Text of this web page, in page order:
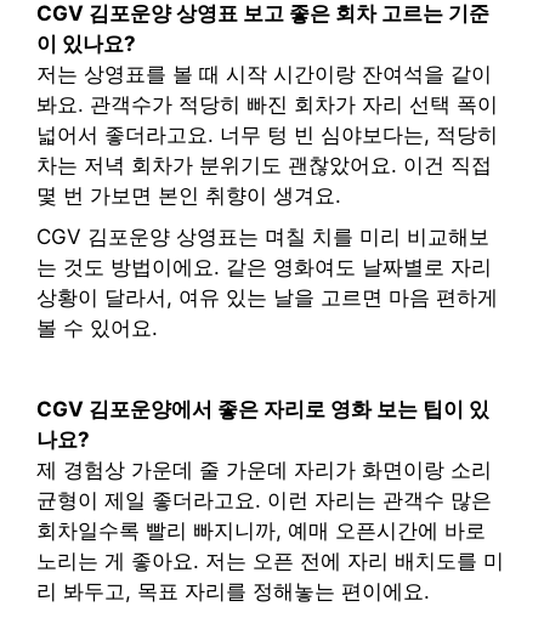
CGV 김포운양 상영표 보고 좋은 회차 고르는 기준
이 있나요?
저는 상영표를 볼 때 시작 시간이랑 잔여석을 같이
봐요. 관객수가 적당히 빠진 회차가 자리 선택 폭이
넓어서 좋더라고요. 너무 텅 빈 심야보다는, 적당히
차는 저녁 회차가 분위기도 괜찮았어요. 이건 직접
몇 번 가보면 본인 취향이 생겨요.
CGV 김포운양 상영표는 며칠 치를 미리 비교해보
는 것도 방법이에요. 같은 영화여도 날짜별로 자리
상황이 달라서, 여유 있는 날을 고르면 마음 편하게
볼 수 있어요.
CGV 김포운양에서 좋은 자리로 영화 보는 팁이 있
나요?
제 경험상 가운데 줄 가운데 자리가 화면이랑 소리
균형이 제일 좋더라고요. 이런 자리는 관객수 많은
회차일수록 빨리 빠지니까, 예매 오픈시간에 바로
노리는 게 좋아요. 저는 오픈 전에 자리 배치도를 미
리 봐두고, 목표 자리를 정해놓는 편이에요.